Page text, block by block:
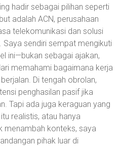
hadir sebagai pilihan seperti
adalah ACN, perusahaan
telekomunikasi dan solusi
Saya sendiri sempat mengikuti
ini—bukan sebagai ajakan,
memahami bagaimana kerja
Di tengah obrolan,
penghasilan pasif jika
Tapi ada juga keraguan yang
realistis, atau hanya
menambah konteks, saya
pihak luar di